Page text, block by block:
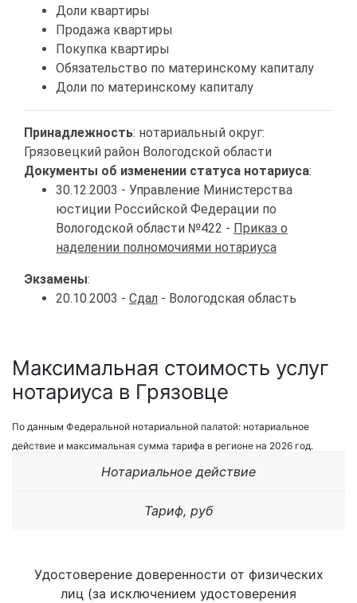
Доли квартиры
Продажа квартиры
Покупка квартиры
Обязательство по материнскому капиталу
Доли по материнскому капиталу
Принадлежность: нотариальный округ:
Грязовецкий район Вологодской области
Документы об изменении статуса нотариуса:
30.12.2003 - Управление Министерства
юстиции Российской Федерации по
Вологодской области №422 - Приказ о
наделении полномочиями нотариуса
Экзамены:
20.10.2003 - Сдал - Вологодская область
Максимальная стоимость услуг
нотариуса в Грязовце
По данным Федеральной нотариальной палатой: нотариальное
действие и максимальная сумма тарифа в регионе на 2026 год.
Нотариальное действие
Тариф, руб
Удостоверение доверенности от физических
лиц (за исключением удостоверения